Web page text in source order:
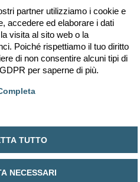
partner utilizziamo i cookie e
accedere ed elaborare i dati
visita al sito web o la
Poiché rispettiamo il tuo diritto
di non consentire alcuni tipi di
per saperne di più.
TUTTO
NECESSARI